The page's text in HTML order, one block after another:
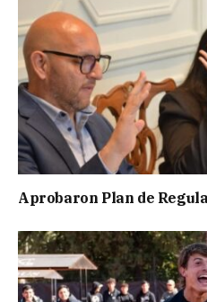
Aprobaron Plan de